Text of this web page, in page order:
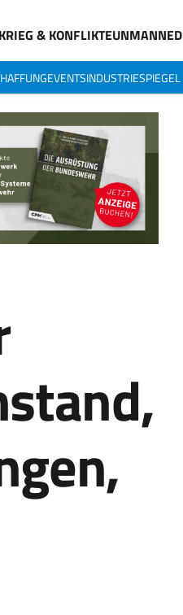
KRIEG & KONFLIKTEUNMANNED
EVENTSINDUSTRIESPIEGEL